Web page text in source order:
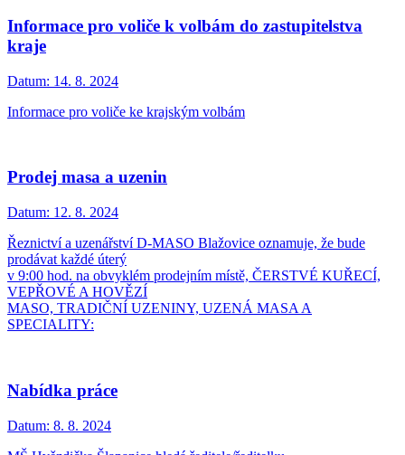
Informace pro voliče k volbám do zastupitelstva
kraje
Datum: 14. 8. 2024
Informace pro voliče ke krajským volbám
Prodej masa a uzenin
Datum: 12. 8. 2024
Řeznictví a uzenářství D-MASO Blažovice oznamuje, že bude
prodávat každé úterý
v 9:00 hod. na obvyklém prodejním místě, ČERSTVÉ KUŘECÍ,
VEPŘOVÉ A HOVĚZÍ
MASO, TRADIČNÍ UZENINY, UZENÁ MASA A
SPECIALITY:
Nabídka práce
Datum: 8. 8. 2024